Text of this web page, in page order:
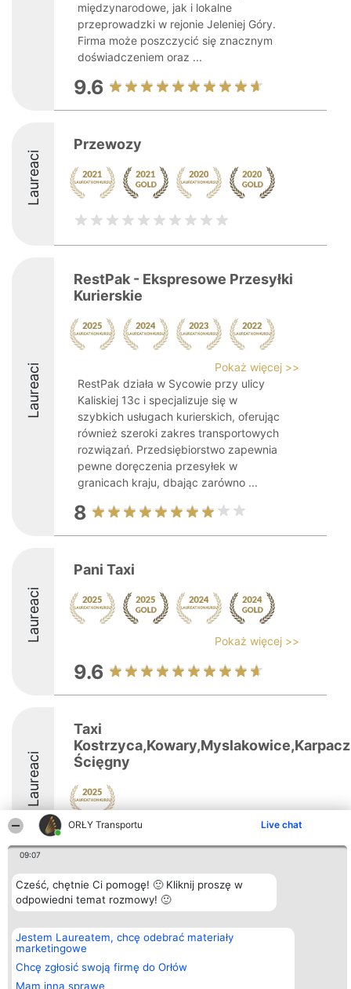
ORŁY Transportu Live chat
09:07
Cześć, chętnie Ci pomogę! 🙂 Kliknij proszę w
odpowiedni temat rozmowy! 🙂
Jestem Laureatem, chcę odebrać materiały
marketingowe
Chcę zgłosić swoją firmę do Orłów
Mam inną sprawę
międzynarodowe, jak i lokalne
przeprowadzki w rejonie Jeleniej Góry.
Firma może poszczycić się znacznym
doświadczeniem oraz ...
9.6
Laureaci
Przewozy
Laureaci
RestPak - Ekspresowe Przesyłki
Kurierskie
Pokaż więcej >>
RestPak działa w Sycowie przy ulicy
Kaliskiej 13c i specjalizuje się w
szybkich usługach kurierskich, oferując
również szeroki zakres transportowych
rozwiązań. Przedsiębiorstwo zapewnia
pewne doręczenia przesyłek w
granicach kraju, dbając zarówno ...
8
Laureaci
Pani Taxi
Pokaż więcej >>
9.6
Laureaci
Taxi
Ścięgny
8.5
Organizator plebiscytu
Bright Side Solutions sp. z o.
ul. Ruska 22
Wrocław 50-079
KRS 0000749100 | Regon
381313360 | NIP 8943132676
+48 508 492 400
Plebiscyt
Laureaci
wszystkich
Laureatów
Regulamin